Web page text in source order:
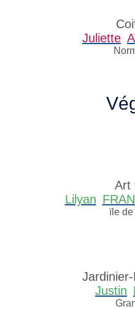
Juliette
Art
Lilyan
ïle de
Justin